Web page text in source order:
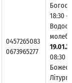
0457265083
0673965277
18:30 –
08:30 –